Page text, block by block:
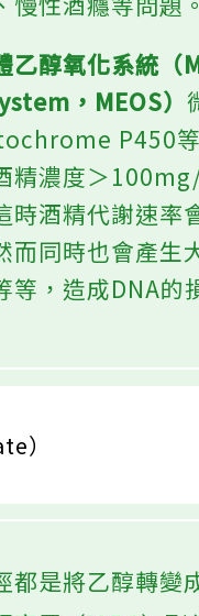
慢性酒癮等問題。
乙醇氧化系統
，MEOS）
P450
精濃度＞
時酒精代謝速率
而同時也會產生
等，造成DNA的
）
都是將乙醇轉變